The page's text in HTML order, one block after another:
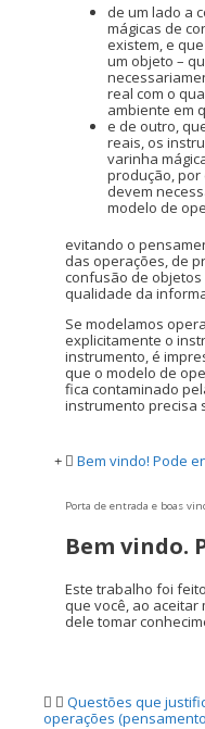
de um lado a
mágicas de
existem, e
um objeto –
real com o
ambiente em
e de outro,
reais, os
varinha
produção, por
devem
modelo de
evitando o
das operações, de
confusão de
qualidade da
Se modelamos
explicitamente o
instrumento, é
que o modelo de
fica contaminado
instrumento precisa
Bem vindo! Pode
Porta de entrada e boas
Bem vindo.
Este trabalho foi
que você, ao aceitar
dele tomar
Questões que
operações